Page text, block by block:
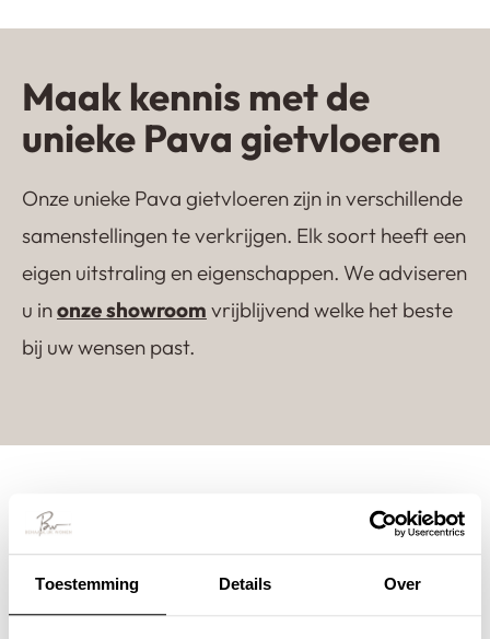
Toestemming Details Over
Maak kennis met de
unieke Pava gietvloeren
Onze unieke Pava gietvloeren zijn in verschillende
samenstellingen te verkrijgen. Elk soort heeft een
eigen uitstraling en eigenschappen. We adviseren
u inonze showroom vrijblijvend welke het beste
bij uw wensen past.
Lavasteen gietvloer
Kwartsiet gietvloer
Castle Floor
Terrazzo gietvloer
Klaar voor uw eigen
ervaring?
Een Lavasteen gietvloer is geen standaard